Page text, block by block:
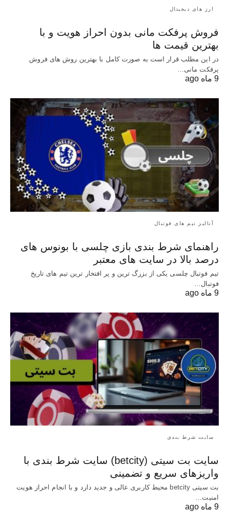
ارز های دیجیتال
فروش پرفکت مانی بدون احراز هویت و با
بهترین قیمت ها
در این مطلب قرار است به صورت کامل با بهترین روش‌ های فروش
پرفکت مانی…
9 ماه ago
آنالیز تیم های فوتبال
راهنمای شرط بندی بازی چلسی با بونوس های
درصد بالا در سایت های معتبر
تیم فوتبال چلسی یکی از بزرگ ترین و پر افتخار ترین تیم های تاریخ
فوتبال…
9 ماه ago
سایت شرط بندی
سایت بت سیتی (betcity) سایت شرط بندی با
واریزهای سریع و تضمینی
بت سیتی betcity محیط کاربری عالی و جدید دارد و با انجام احراز هویت
امنیت…
9 ماه ago